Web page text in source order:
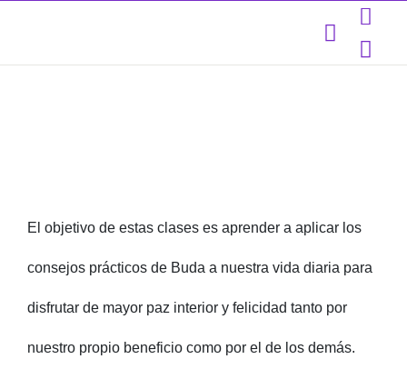
El objetivo de estas clases es aprender a aplicar los
consejos prácticos de Buda a nuestra vida diaria para
disfrutar de mayor paz interior y felicidad tanto por
nuestro propio beneficio como por el de los demás.